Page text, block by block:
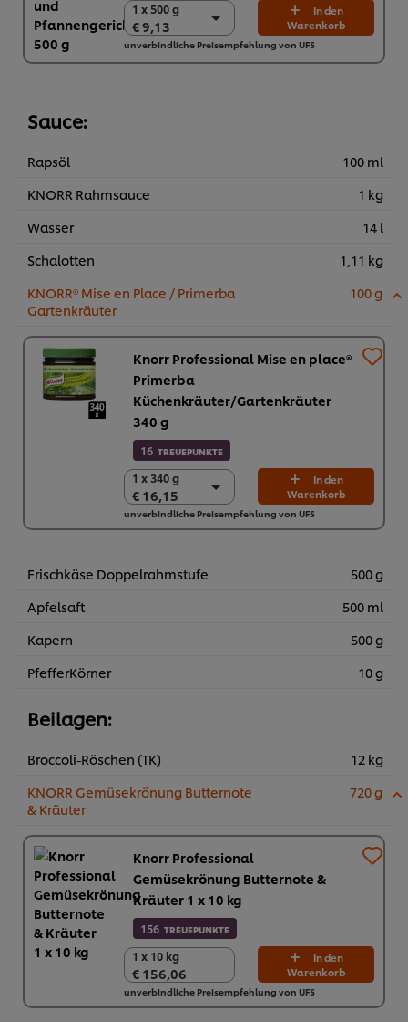
1 x 500 g
€ 9,13
1 x 500 g
€ 9,13
6 x 500 g
€ 54,78
In den
Warenkorb
unverbindliche Preisempfehlung von UFS
Sauce:
Rapsöl
100 ml
KNORR Rahmsauce
1 kg
Wasser
14 l
Schalotten
1,11 kg
KNORR® Mise en Place / Primerba
Gartenkräuter
100 g
Knorr Professional Mise en place®
Primerba
Küchenkräuter/Gartenkräuter
340 g
16 TREUEPUNKTE
1 x 340 g
€ 16,15
1 x 340 g
€ 16,15
2 x 340 g
In den
Warenkorb
unverbindliche Preisempfehlung von UFS
Frischkäse Doppelrahmstufe
500 g
Apfelsaft
500 ml
Kapern
500 g
PfefferKörner
10 g
Beilagen:
Broccoli-Röschen (TK)
12 kg
KNORR Gemüsekrönung Butternote
& Kräuter
720 g
Knorr Professional
Gemüsekrönung Butternote &
Kräuter 1 x 10 kg
156 TREUEPUNKTE
1 x 10 kg
€ 156,06
1 x 10 kg
€ 156,06
In den
Warenkorb
unverbindliche Preisempfehlung von UFS